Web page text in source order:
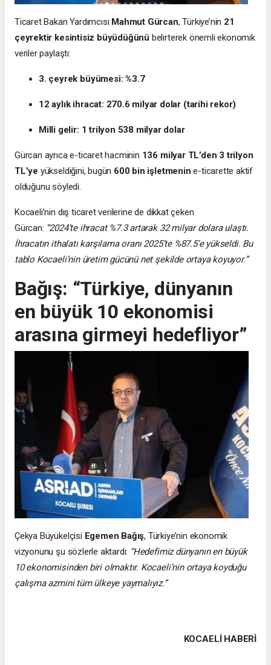
Ticaret Bakan Yardımcısı Mahmut Gürcan, Türkiye’nin 21
çeyrektir kesintisiz büyüdüğünü belirterek önemli ekonomik
veriler paylaştı:
3. çeyrek büyümesi: %3.7
12 aylık ihracat: 270.6 milyar dolar (tarihi rekor)
Milli gelir: 1 trilyon 538 milyar dolar
Gürcan ayrıca e-ticaret hacminin 136 milyar TL’den 3 trilyon
TL’ye yükseldiğini, bugün 600 bin işletmenin e-ticarette aktif
olduğunu söyledi.
Kocaeli’nin dış ticaret verilerine de dikkat çeken
Gürcan: “2024’te ihracat %7.3 artarak 32 milyar dolara ulaştı.
İhracatın ithalatı karşılama oranı 2025’te %87.5’e yükseldi. Bu
tablo Kocaeli’nin üretim gücünü net şekilde ortaya koyuyor.”
Bağış: “Türkiye, dünyanın
en büyük 10 ekonomisi
arasına girmeyi hedefliyor”
Çekya Büyükelçisi Egemen Bağış, Türkiye’nin ekonomik
vizyonunu şu sözlerle aktardı: “Hedefimiz dünyanın en büyük
10 ekonomisinden biri olmaktır. Kocaeli’nin ortaya koyduğu
çalışma azmini tüm ülkeye yaymalıyız.”
KOCAELI HABERİ